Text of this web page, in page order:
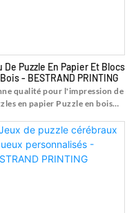
De Puzzle En Papier Et Blocs
- BESTRAND PRINTING
qualité pour l'impression de
en papier Puzzle en bois
sur l'impression de puzzles
qualité pour l'impression
en papier Puzzle en bois
adultes - Shanghai Bestrand